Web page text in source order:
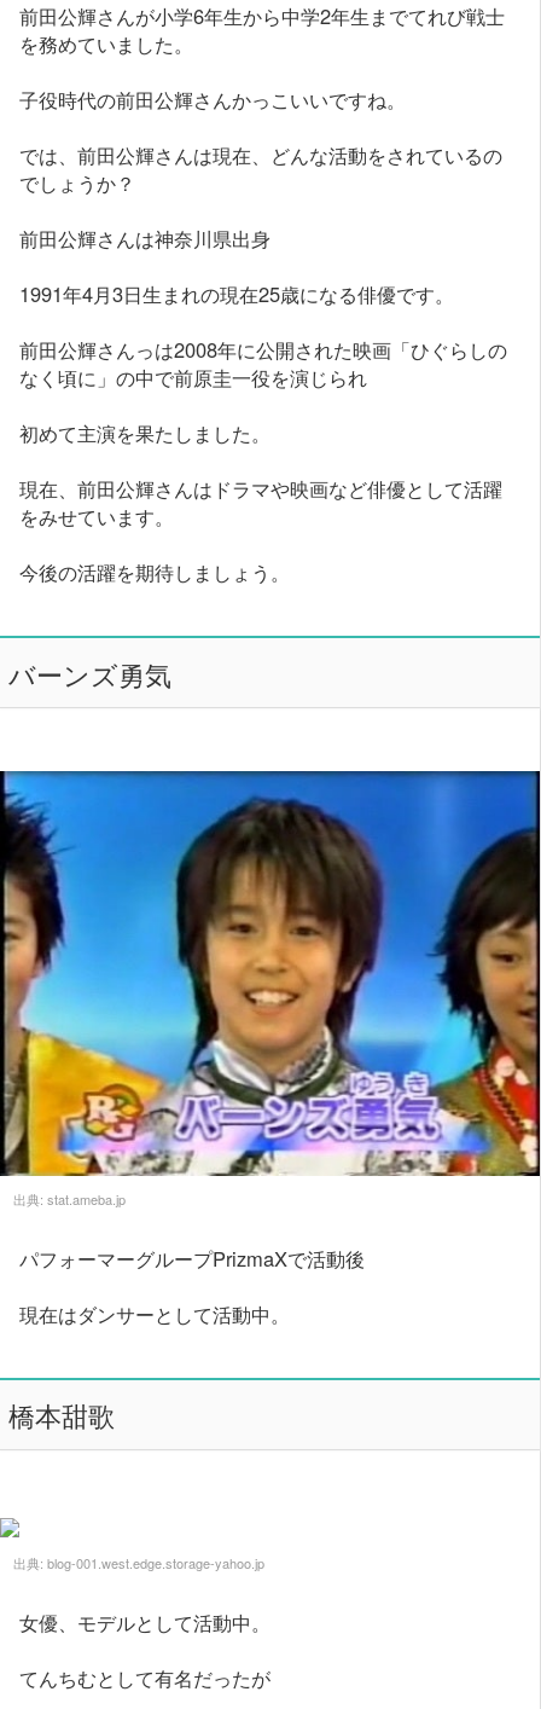
前田公輝さんが小学6年生から中学2年生までてれび戦士
を務めていました。
子役時代の前田公輝さんかっこいいですね。
では、前田公輝さんは現在、どんな活動をされているの
でしょうか？
前田公輝さんは神奈川県出身
1991年4月3日生まれの現在25歳になる俳優です。
前田公輝さんっは2008年に公開された映画「ひぐらしの
なく頃に」の中で前原圭一役を演じられ
初めて主演を果たしました。
現在、前田公輝さんはドラマや映画など俳優として活躍
をみせています。
今後の活躍を期待しましょう。
バーンズ勇気
出典: stat.ameba.jp
パフォーマーグループPrizmaXで活動後
現在はダンサーとして活動中。
橋本甜歌
出典: blog-001.west.edge.storage-yahoo.jp
女優、モデルとして活動中。
てんちむとして有名だったが